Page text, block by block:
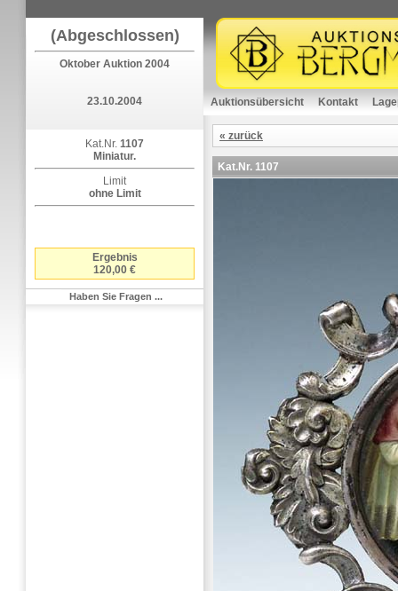
(Abgeschlossen)
Oktober Auktion 2004
23.10.2004
Kat.Nr. 1107
Miniatur.
Limit
ohne Limit
Ergebnis
120,00 €
Haben Sie Fragen ...
Auktionsübersicht Kontakt
« zurück
Kat.Nr. 1107